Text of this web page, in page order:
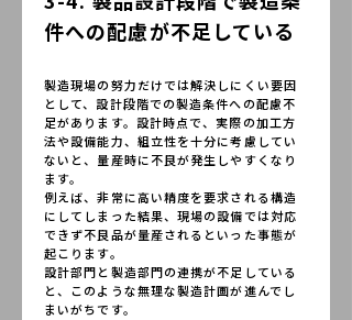
件への配慮が不足している
製造現場の努力だけでは解決しにくい要因
として、設計段階での製造条件への配慮不
足があります。設計時点で、実際の加工方
法や設備能力、組立性を十分に考慮してい
ないと、量産時に不良が発生しやすくなり
ます。
例えば、非常に高い精度を要求される構造
にしてしまった結果、現場の設備では対応
できず不良品が量産されるといった事態が
起こります。
設計部門と製造部門の連携が不足している
と、このような無理な製造計画が進んでし
まいがちです。